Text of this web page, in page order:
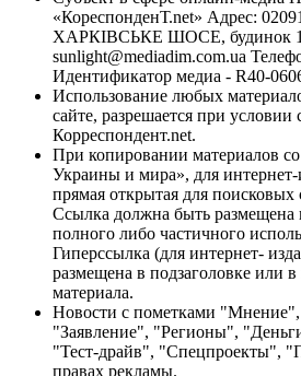
«КореспонденТ.net» Адрес:
ХАРКІВСЬКЕ ШОСЕ, будинок
sunlight@mediadim.com.ua
Идентификатор медиа - R40-
Использование любых
сайте, разрешается при условии
Корреспондент.net.
При копировании материалов
Украины и мира», для интернет-
прямая открытая для поисковых
Ссылка должна быть размещена
полного либо частичного
Гиперссылка (для интернет-
размещена в подзаголовке или в
материала.
Новости с пометками
"Заявление", "Регионы",
"Тест-драйв", "Спецпроекты",
правах рекламы.